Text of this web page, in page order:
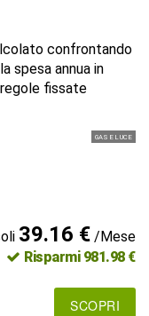
confrontando
spesa annua in
fissate
GAS E LUCE
39.16 €/Mese
Risparmi 981.98 €
SCOPRI